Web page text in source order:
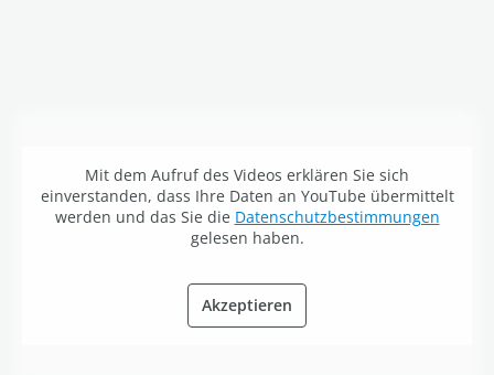
Mit dem Aufruf des Videos erklären Sie sich
einverstanden, dass Ihre Daten an YouTube übermittelt
werden und das Sie die Datenschutzbestimmungen
gelesen haben.
Akzeptieren